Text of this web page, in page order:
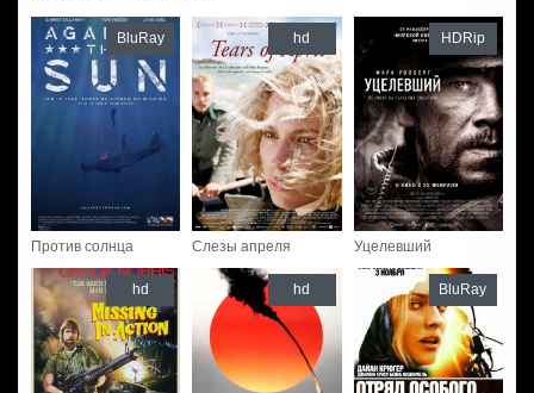
Против солнца
BluRay
Слезы апреля
hd
Уцелевший
HDRip
hd hd BluRay